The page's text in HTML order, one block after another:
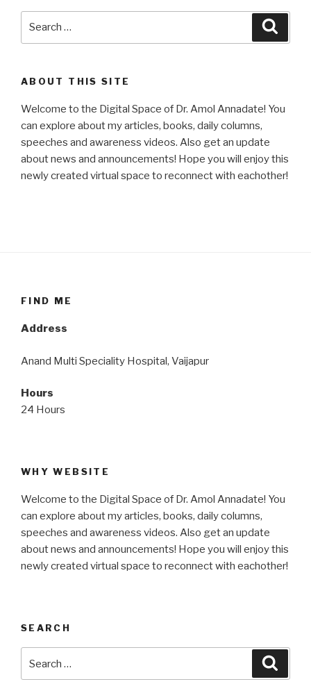
ABOUT THIS SITE
Welcome to the Digital Space of Dr. Amol Annadate! You
can explore about my articles, books, daily columns,
speeches and awareness videos. Also get an update
about news and announcements! Hope you will enjoy this
newly created virtual space to reconnect with eachother!
FIND ME
Address
Anand Multi Speciality Hospital, Vaijapur
Hours
24 Hours
WHY WEBSITE
Welcome to the Digital Space of Dr. Amol Annadate! You
can explore about my articles, books, daily columns,
speeches and awareness videos. Also get an update
about news and announcements! Hope you will enjoy this
newly created virtual space to reconnect with eachother!
SEARCH
for: